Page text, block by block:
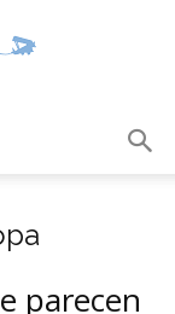
parecen